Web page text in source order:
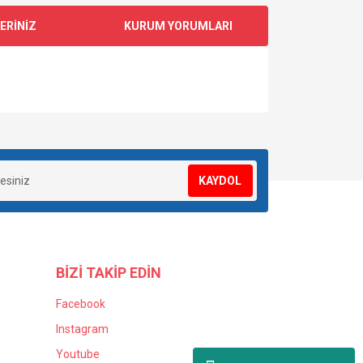
KURUM YORUMLARI
KAYDOL
BİZİ TAKİP EDİN
Facebook
Instagram
Youtube